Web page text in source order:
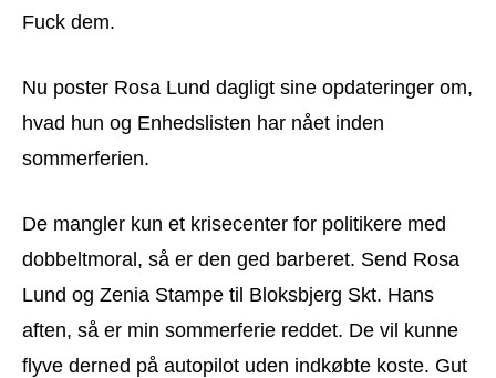
Fuck dem.
Nu poster Rosa Lund dagligt sine opdateringer om,
hvad hun og Enhedslisten har nået inden
sommerferien.
De mangler kun et krisecenter for politikere med
dobbeltmoral, så er den ged barberet. Send Rosa
Lund og Zenia Stampe til Bloksbjerg Skt. Hans
aften, så er min sommerferie reddet. De vil kunne
flyve derned på autopilot uden indkøbte koste. Gut